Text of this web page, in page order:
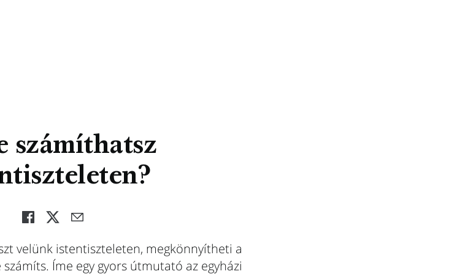
számíthatsz
velünk istentiszteleten, megkönnyítheti a
Íme egy gyors útmutató az egyházi